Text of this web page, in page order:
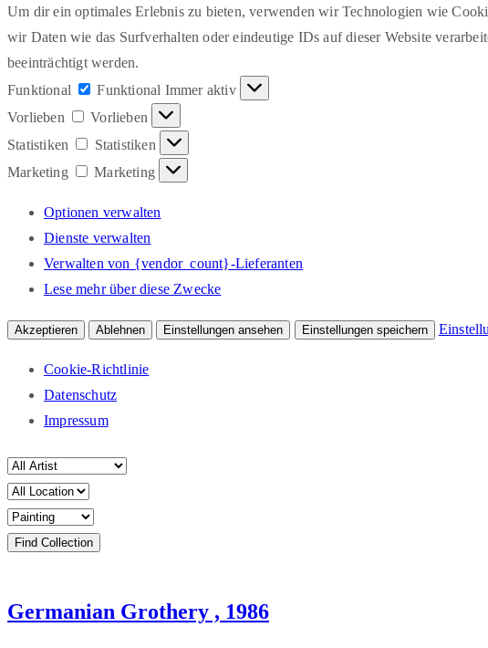
Um dir ein optimales Erlebnis zu bieten, verwenden wir Technologien wie
wir Daten wie das Surfverhalten oder eindeutige IDs auf dieser Website
beeinträchtigt werden.
Funktional
Funktional Immer aktiv
Vorlieben
Vorlieben
Statistiken
Statistiken
Marketing
Marketing
Optionen verwalten
Dienste verwalten
Verwalten von {vendor_count}-Lieferanten
Lese mehr über diese Zwecke
Akzeptieren Ablehnen Einstellungen ansehen Einstellungen speichern
Cookie-Richtlinie
Datenschutz
Impressum
Germanian Grothery , 1986